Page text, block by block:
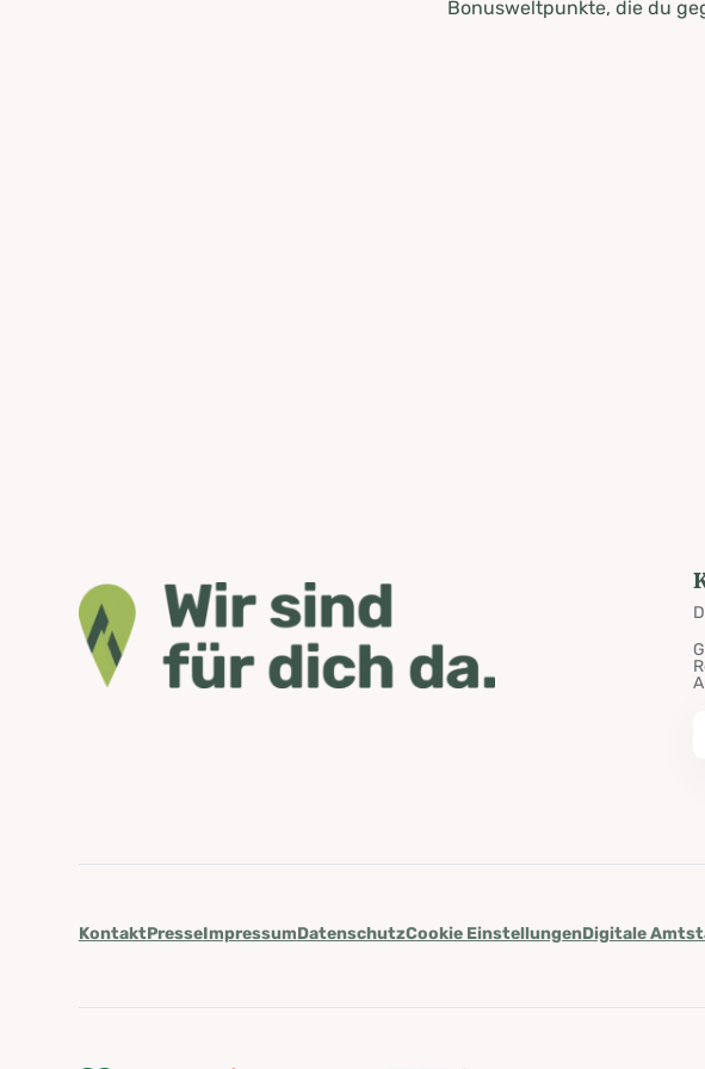
Bonusweltpunkte, die du
KontaktPresseImpressumDatenschutzCookie EinstellungenDigitale